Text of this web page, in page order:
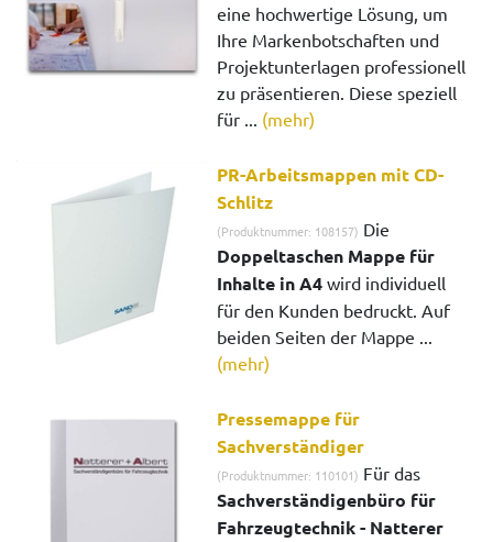
eine hochwertige Lösung, um
Ihre Markenbotschaften und
Projektunterlagen professionell
zu präsentieren. Diese speziell
für ... (mehr)
PR-Arbeitsmappen mit CD-
Schlitz
(Produktnummer: 108157) Die
Doppeltaschen Mappe für
Inhalte in A4 wird individuell
für den Kunden bedruckt. Auf
beiden Seiten der Mappe ...
(mehr)
Pressemappe für
Sachverständiger
(Produktnummer: 110101) Für das
Sachverständigenbüro für
Fahrzeugtechnik - Natterer